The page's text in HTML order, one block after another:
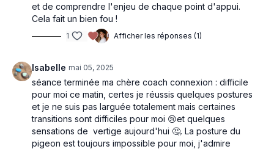
Je t’invite à avoir deux briques (ou deux gros
dictionnaires) à l’avant de ton tapis.
particulièrement difficile pour toi, tu peux pratiquer à
ressentiras le besoin.
et de comprendre l'enjeu de chaque point d'appui.
Cela fait un bien fou !
1 Afficher les réponses (1)
Isabelle mai 05, 2025
séance terminée ma chère coach connexion : difficile
pour moi ce matin, certes je réussis quelques postures
et je ne suis pas larguée totalement mais certaines
transitions sont difficiles pour moi 😢et quelques
sensations de vertige aujourd'hui 🤔. La posture du
pigeon est toujours impossible pour moi, j'admire